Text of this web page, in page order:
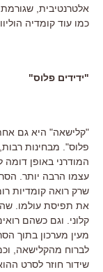
אלטרנטיבית,
כמו עוד קומדיה
"ידידים פלוס"
"קלישאה" היא גם
פלוס". מבחינות
המודרני באופן
עצמו הרבה יותר.
שרק רואה קומדיות
את תפיסת עולמו.
קלוני. וגם כשהם
מעין מערכון בתוך
לברוח מהקלישאה,
שידור חוזר לסרט